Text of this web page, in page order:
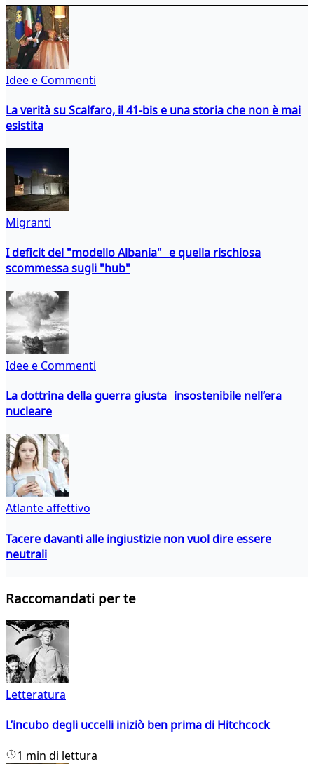
Idee e Commenti
La verità su Scalfaro, il 41-bis e una storia che non è mai
esistita
Migranti
I deficit del "modello Albania" e quella rischiosa
scommessa sugli "hub"
Idee e Commenti
La dottrina della guerra giusta insostenibile nell’era
nucleare
Atlante affettivo
Tacere davanti alle ingiustizie non vuol dire essere
neutrali
Raccomandati per te
Letteratura
L’incubo degli uccelli iniziò ben prima di Hitchcock
1 min di lettura